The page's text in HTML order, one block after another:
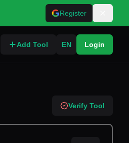
Register
Add Tool EN Login
Verify Tool